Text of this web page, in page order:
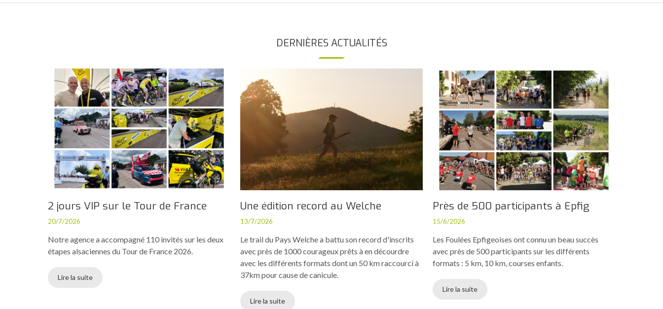
DERNIÈRES ACTUALITÉS
2 jours VIP sur le Tour de France
20/7/2026
Notre agence a accompagné 110 invités sur les deux
étapes alsaciennes du Tour de France 2026.
Lire la suite
Une édition record au Welche
13/7/2026
Le trail du Pays Welche a battu son record d'inscrits
avec près de 1000 courageux prêts à en décourdre
avec les différents formats dont un 50 km raccourci à
37km pour cause de canicule.
Lire la suite
Près de 500 participants à Epfig
15/6/2026
Les Foulées Epfigeoises ont connu un beau succès
avec près de 500 participants sur les différents
formats : 5 km, 10 km, courses enfants.
Lire la suite